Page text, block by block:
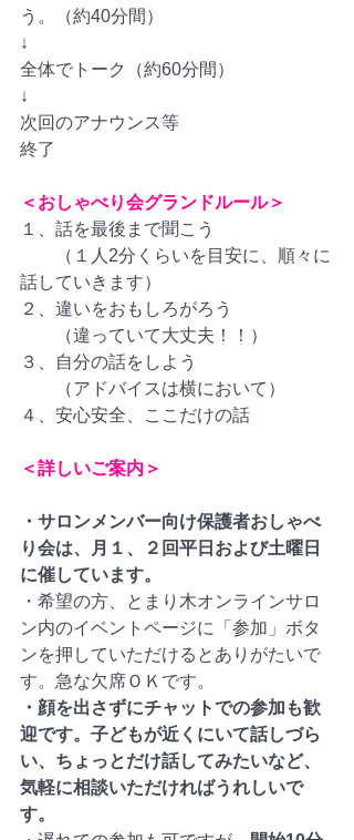
う。（約40分間）
↓
全体でトーク（約60分間）
↓
次回のアナウンス等
終了
＜おしゃべり会グランドルール＞
１、話を最後まで聞こう
（１人2分くらいを目安に、順々に
話していきます）
２、違いをおもしろがろう
（違っていて大丈夫！！）
３、自分の話をしよう
（アドバイスは横において）
４、安心安全、ここだけの話
＜詳しいご案内＞
・サロンメンバー向け保護者おしゃべ
り会は、月１、２回平日および土曜日
に催しています。
・希望の方、とまり木オンラインサロ
ン内のイベントページに「参加」ボタ
ンを押していただけるとありがたいで
す。急な欠席ＯＫです。
・顔を出さずにチャットでの参加も歓
迎です。子どもが近くにいて話しづら
い、ちょっとだけ話してみたいなど、
気軽に相談いただければうれしいで
す。